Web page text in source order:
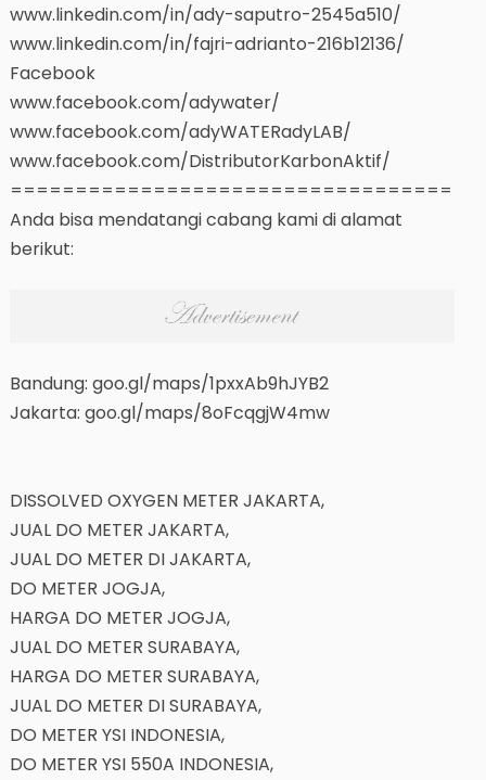
www.linkedin.com/in/ady-saputro-2545a510/
www.linkedin.com/in/fajri-adrianto-216b12136/
Facebook
www.facebook.com/adywater/
www.facebook.com/adyWATERadyLAB/
www.facebook.com/DistributorKarbonAktif/
==================================
Anda bisa mendatangi cabang kami di alamat
berikut:
Bandung: goo.gl/maps/1pxxAb9hJYB2
Jakarta: goo.gl/maps/8oFcqgjW4mw
DISSOLVED OXYGEN METER JAKARTA,
JUAL DO METER JAKARTA,
JUAL DO METER DI JAKARTA,
DO METER JOGJA,
HARGA DO METER JOGJA,
JUAL DO METER SURABAYA,
HARGA DO METER SURABAYA,
JUAL DO METER DI SURABAYA,
DO METER YSI INDONESIA,
DO METER YSI 550A INDONESIA,